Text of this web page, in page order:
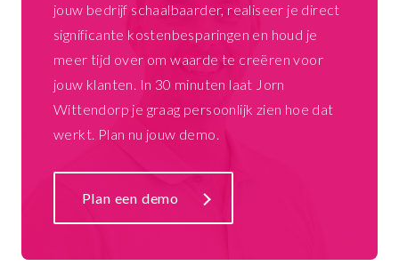
jouw bedrijf schaalbaarder, realiseer je direct
significante kostenbesparingen en houd je
meer tijd over om waarde te creëren voor
jouw klanten. In 30 minuten laat Jorn
Wittendorp je graag persoonlijk zien hoe dat
werkt. Plan nu jouw demo.
Plan een demo